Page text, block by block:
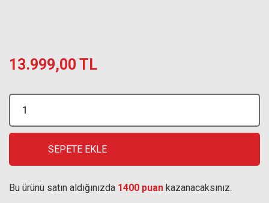
13.999,00 TL
SEPETE EKLE
Bu ürünü satın aldığınızda 1400 puan kazanacaksınız.